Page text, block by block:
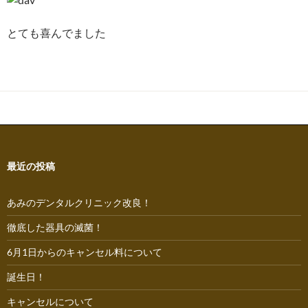
とても喜んでました
最近の投稿
あみのデンタルクリニック改良！
徹底した器具の滅菌！
6月1日からのキャンセル料について
誕生日！
キャンセルについて